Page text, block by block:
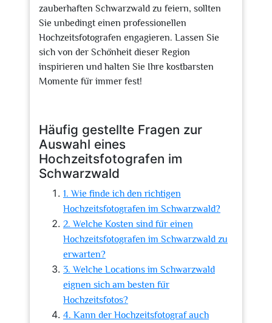
zauberhaften Schwarzwald zu feiern, sollten
Sie unbedingt einen professionellen
Hochzeitsfotografen engagieren. Lassen Sie
sich von der Schönheit dieser Region
inspirieren und halten Sie Ihre kostbarsten
Momente für immer fest!
Häufig gestellte Fragen zur
Auswahl eines
Hochzeitsfotografen im
Schwarzwald
1. Wie finde ich den richtigen
Hochzeitsfotografen im Schwarzwald?
2. Welche Kosten sind für einen
Hochzeitsfotografen im Schwarzwald zu
erwarten?
3. Welche Locations im Schwarzwald
eignen sich am besten für
Hochzeitsfotos?
4. Kann der Hochzeitsfotograf auch